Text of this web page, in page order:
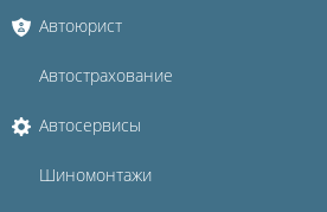
Автоюрист
Автострахование
Автосервисы
Шиномонтажи